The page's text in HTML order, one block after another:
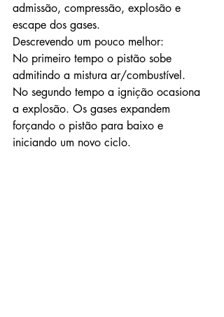
admissão, compressão, explosão e
escape dos gases.
Descrevendo um pouco melhor:
No primeiro tempo o pistão sobe
admitindo a mistura ar/combustível.
No segundo tempo a ignição ocasiona
a explosão. Os gases expandem
forçando o pistão para baixo e
iniciando um novo ciclo.